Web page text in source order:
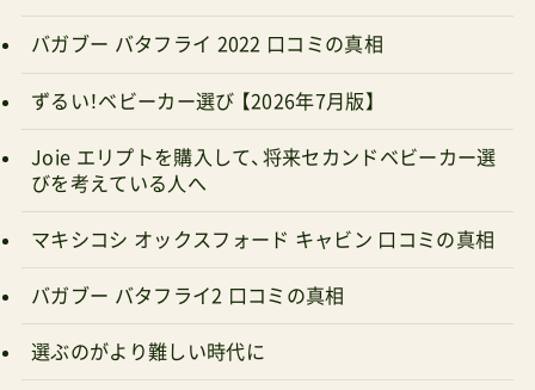
バガブー バタフライ 2022 口コミの真相
ずるい！ベビーカー選び 【2026年7月版】
Joie エリプトを購入して、将来セカンドベビーカー選
びを考えている人へ
マキシコシ オックスフォード キャビン 口コミの真相
バガブー バタフライ2 口コミの真相
選ぶのがより難しい時代に